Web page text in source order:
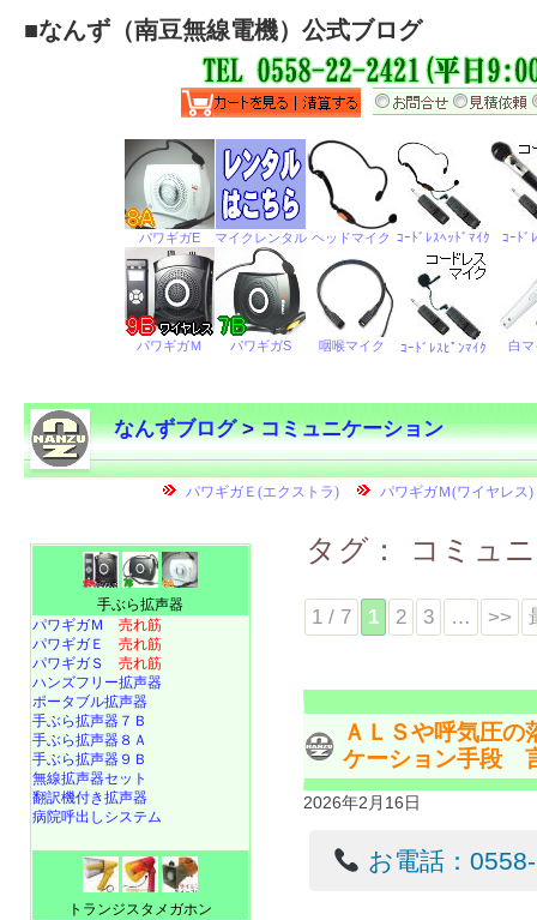
■なんず（南豆無線電機）公式ブログ
なんずブログ>コミュニケーション
タグ： コミュ
1 / 7 1 2 3 … >>
ＡＬＳや呼気圧の
ケーション手段
2026年2月16日
お電話：
手ぶら拡声器
パワギガＭ 売れ筋
パワギガＥ 売れ筋
パワギガＳ 売れ筋
ハンズフリー拡声器
ポータブル拡声器
手ぶら拡声器７Ｂ
手ぶら拡声器８Ａ
手ぶら拡声器９Ｂ
無線拡声器セット
翻訳機付き拡声器
病院呼出しシステム
トランジスタメガホン